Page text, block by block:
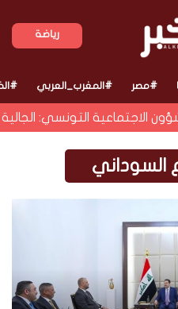
رياضة
#مصر #المغرب_العربي
الاجتماعية التونسي: الجالية
السوداني